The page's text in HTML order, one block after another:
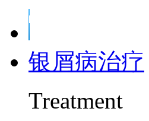
银屑病治疗
Treatment